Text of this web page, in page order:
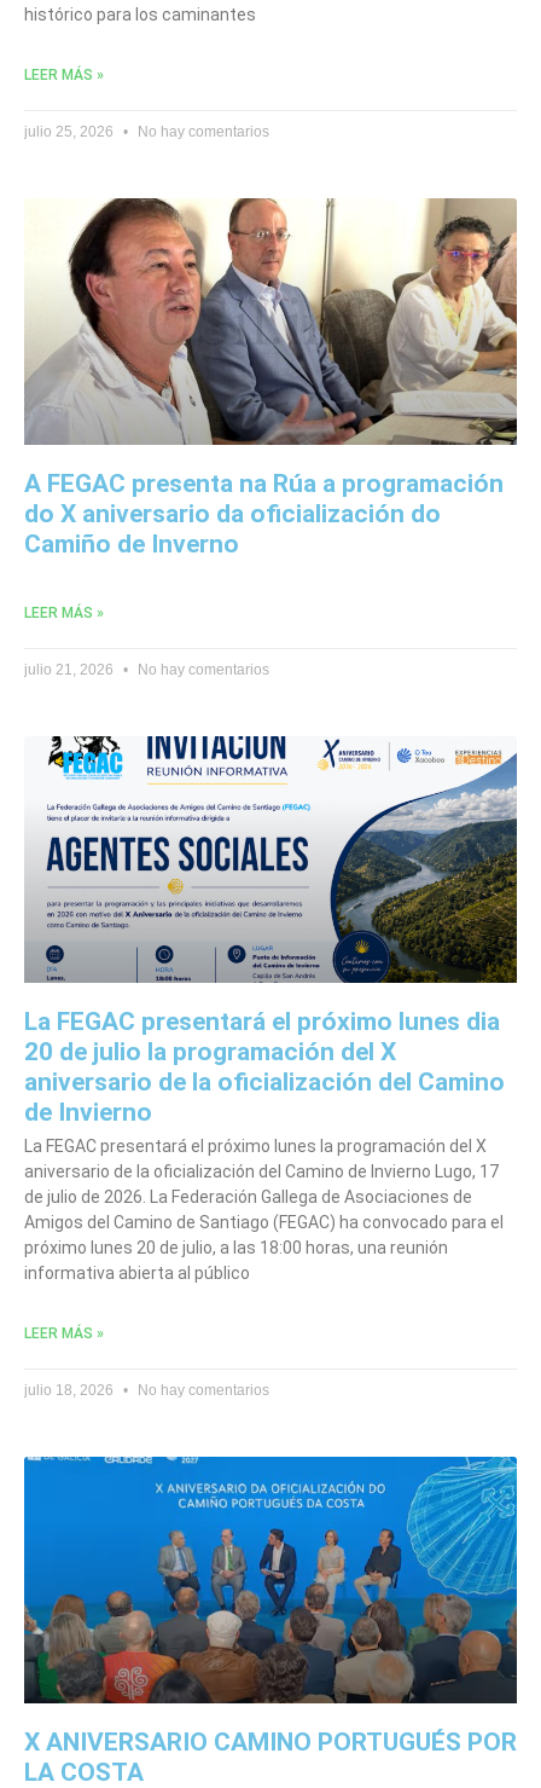
histórico para los caminantes
LEER MÁS »
julio 25, 2026 No hay comentarios
A FEGAC presenta na Rúa a programación
do X aniversario da oficialización do
Camiño de Inverno
LEER MÁS »
julio 21, 2026 No hay comentarios
La FEGAC presentará el próximo lunes dia
20 de julio la programación del X
aniversario de la oficialización del Camino
de Invierno
La FEGAC presentará el próximo lunes la programación del X
aniversario de la oficialización del Camino de Invierno Lugo, 17
de julio de 2026. La Federación Gallega de Asociaciones de
Amigos del Camino de Santiago (FEGAC) ha convocado para el
próximo lunes 20 de julio, a las 18:00 horas, una reunión
informativa abierta al público
LEER MÁS »
julio 18, 2026 No hay comentarios
X ANIVERSARIO CAMINO PORTUGUÉS POR
LA COSTA